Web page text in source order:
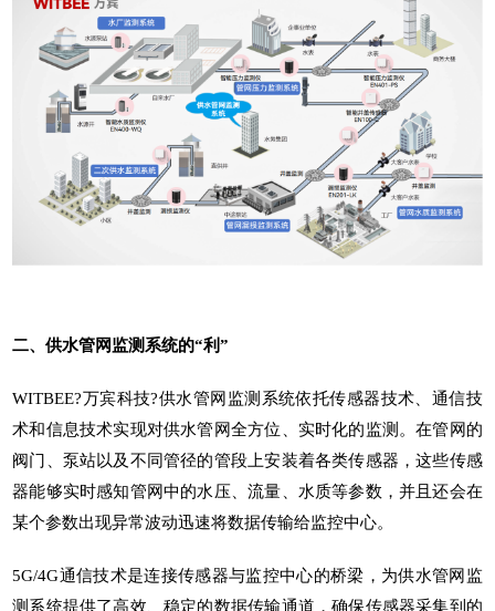
二、供水管网监测系统的“利”
WITBEE?万宾科技?供水管网监测系统依托传感器技术、通信技
术和信息技术实现对供水管网全方位、实时化的监测。在管网的
阀门、泵站以及不同管径的管段上安装着各类传感器，这些传感
器能够实时感知管网中的水压、流量、水质等参数，并且还会在
某个参数出现异常波动迅速将数据传输给监控中心。
5G/4G通信技术是连接传感器与监控中心的桥梁，为供水管网监
测系统提供了高效、稳定的数据传输通道，确保传感器采集到的